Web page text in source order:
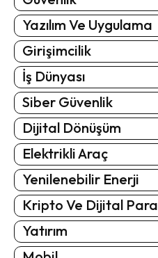
Yazılım Ve Uygulama
Girişimcilik
İş Dünyası
Siber Güvenlik
Dijital Dönüşüm
Elektrikli Araç
Yenilenebilir Enerji
Kripto Ve Dijital Para
Yatırım